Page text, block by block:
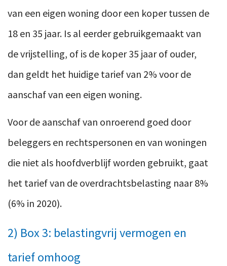
van een eigen woning door een koper tussen de
18 en 35 jaar. Is al eerder gebruikgemaakt van
de vrijstelling, of is de koper 35 jaar of ouder,
dan geldt het huidige tarief van 2% voor de
aanschaf van een eigen woning.
Voor de aanschaf van onroerend goed door
beleggers en rechtspersonen en van woningen
die niet als hoofdverblijf worden gebruikt, gaat
het tarief van de overdrachtsbelasting naar 8%
(6% in 2020).
2) Box 3: belastingvrij vermogen en
tarief omhoog